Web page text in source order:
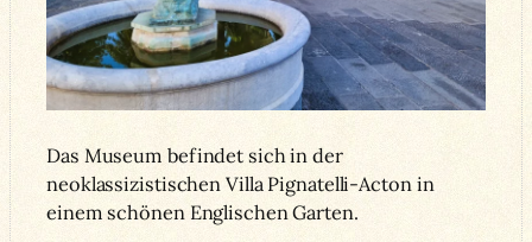
Das Museum befindet sich in der
neoklassizistischen Villa Pignatelli-Acton in
einem schönen Englischen Garten.